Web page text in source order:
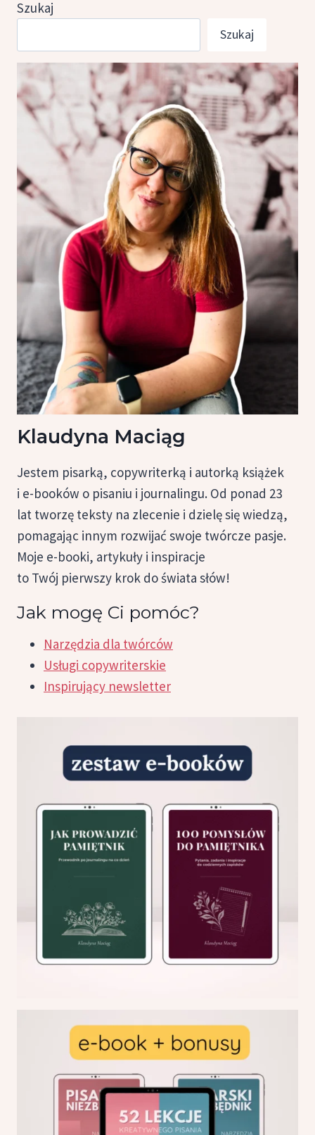
Szukaj
Szukaj
Klaudyna Maciąg
Jestem pisarką, copywriterką i autorką książek
i e-booków o pisaniu i journalingu. Od ponad 23
lat tworzę teksty na zlecenie i dzielę się wiedzą,
pomagając innym rozwijać swoje twórcze pasje.
Moje e-booki, artykuły i inspiracje
to Twój pierwszy krok do świata słów!
Jak mogę Ci pomóc?
Narzędzia dla twórców
Usługi copywriterskie
Inspirujący newsletter